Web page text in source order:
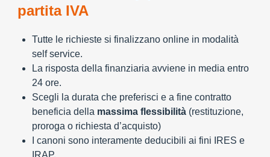
partita IVA
Tutte le richieste si finalizzano online in modalità
self service.
La risposta della finanziaria avviene in media entro
24 ore.
Scegli la durata che preferisci e a fine contratto
beneficia della massima flessibilità (restituzione,
proroga o richiesta d’acquisto)
I canoni sono interamente deducibili ai fini IRES e
IRAP.